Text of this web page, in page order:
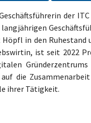
der
in den Ruhestand
ist seit 2022
die
ihrer Tätigkeit.